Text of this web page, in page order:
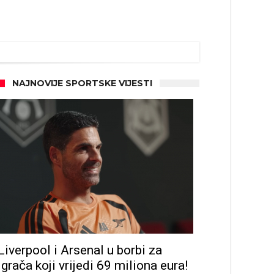
NAJNOVIJE SPORTSKE VIJESTI
i Arsenal u borbi za
koji vrijedi 69 miliona eura!